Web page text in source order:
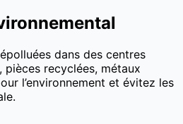
dans des centres
pièces recyclées, métaux
l’environnement et évitez les